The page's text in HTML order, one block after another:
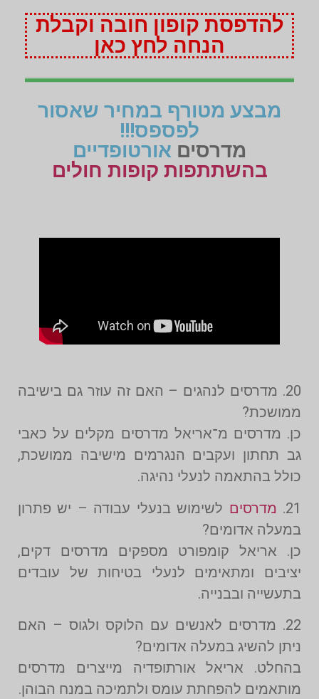
להדפסת קופון חובה וקבלת
הנחה לחץ כאן
מבצע מטורף במחיר שאסור
לפספס!!!
מדרסים אורטופדיים
בהשתתפות קופות חולים
20. מדרסים לנהגים – האם זה עוזר גם בישיבה
ממושכת?
כן. מדרסים מ־אריאל מדרסים מקלים על כאבי
גב תחתון ועקבים הנגרמים מישיבה ממושכת,
כולל בהתאמה לנעלי נהיגה.
21. מדרסים לשימוש בנעלי עבודה – יש פתרון
במעלה אדומים?
כן. אריאל קומפורט מספקים מדרסים דקים,
יציבים ומתאימים לנעלי בטיחות של עובדים
בתעשייה ובבנייה.
22. מדרסים לאנשים עם הלוקס ולגוס – האם
ניתן להשיג במעלה אדומים?
בהחלט. אריאל אורתופדיה מייצרים מדרסים
מותאמים להפחתת עומס ולתמיכה במנח הבוהן.